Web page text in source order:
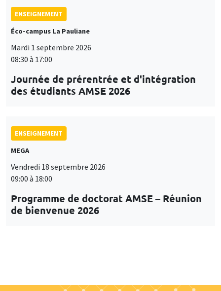
ENSEIGNEMENT
Éco-campus La Pauliane
Mardi 1 septembre 2026
08:30 à 17:00
Journée de prérentrée et d'intégration
des étudiants AMSE 2026
ENSEIGNEMENT
MEGA
Vendredi 18 septembre 2026
09:00 à 18:00
Programme de doctorat AMSE – Réunion
de bienvenue 2026